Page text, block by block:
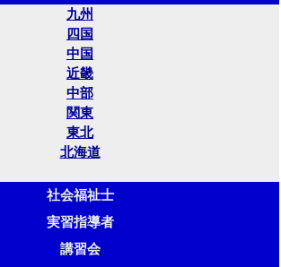
九州
四国
中国
近畿
中部
関東
東北
北海道
社会福祉士
実習指導者
講習会